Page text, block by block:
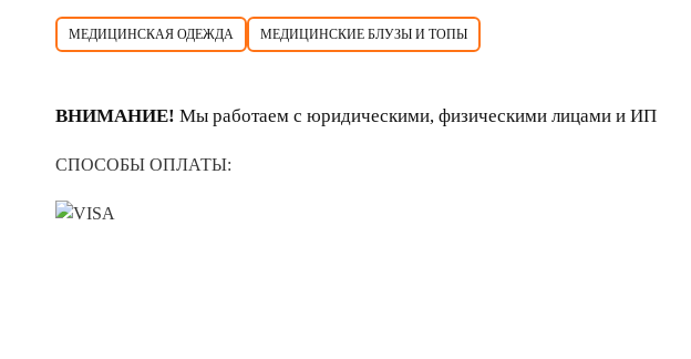
МЕДИЦИНСКАЯ ОДЕЖДА МЕДИЦИНСКИЕ БЛУЗЫ И ТОПЫ
ВНИМАНИЕ! Мы работаем с юридическими, физическими лицами и ИП
СПОСОБЫ ОПЛАТЫ: